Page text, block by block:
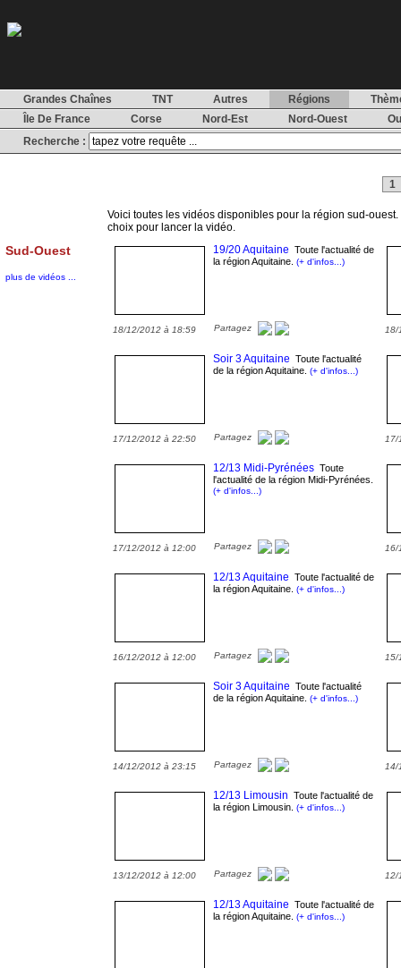
Grandes Chaînes TNT Autres Régions
Île De France
Corse Nord-Est Nord-Ouest
Recherche :
1
Voici toutes les vidéos disponibles pour la région sud-
choix pour lancer la vidéo.
Sud-Ouest
plus de vidéos ...
19/20 Aquitaine Toute l'actualité de
la région Aquitaine. (+ d'infos...)
18/12/2012 à 18:59 Partagez 18/
Soir 3 Aquitaine Toute l'actualité
de la région Aquitaine. (+ d'infos...)
17/12/2012 à 22:50 Partagez 17/
12/13 Midi-Pyrénées Toute
l'actualité de la région Midi-Pyrénées.
(+ d'infos...)
17/12/2012 à 12:00 Partagez 16/
12/13 Aquitaine Toute l'actualité de
la région Aquitaine. (+ d'infos...)
16/12/2012 à 12:00 Partagez 15/
Soir 3 Aquitaine Toute l'actualité
de la région Aquitaine. (+ d'infos...)
14/12/2012 à 23:15 Partagez 14/
12/13 Limousin Toute l'actualité de
la région Limousin. (+ d'infos...)
13/12/2012 à 12:00 Partagez 12/
12/13 Aquitaine Toute l'actualité de
la région Aquitaine. (+ d'infos...)